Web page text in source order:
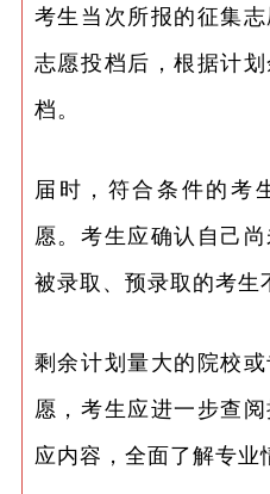
考生当次所报的征集
志愿投档后，根据计
档。
届时，符合条件的考
愿。考生应确认自己
被录取、预录取的考生
剩余计划量大的院校
愿，考生应进一步查
应内容，全面了解专业